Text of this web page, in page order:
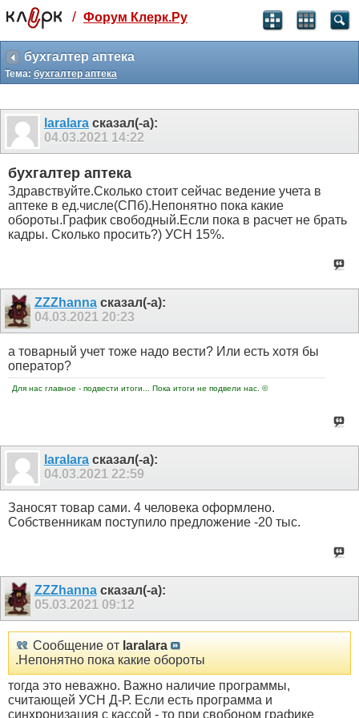
Святые угодники, Клерк без рекламы
прекрасен:)
месяц
3 месяца
259
₽
-10%
499 ₽
-15%
Отмена Оплатить
/ Форум Клерк.Ру
бухгалтер аптека
Тема: бухгалтер аптека
laralara сказал(-а):
04.03.2021 14:22
бухгалтер аптека
Здравствуйте.Сколько стоит сейчас ведение учета в
аптеке в ед.числе(СПб).Непонятно пока какие
обороты.График свободный.Если пока в расчет не брать
кадры. Сколько просить?) УСН 15%.
ZZZhannaсказал(-а):
04.03.2021 20:23
а товарный учет тоже надо вести? Или есть хотя бы
оператор?
Для нас главное - подвести итоги... Пока итоги не подвели нас. ©
laralara сказал(-а):
04.03.2021 22:59
Заносят товар сами. 4 человека оформлено.
Собственникам поступило предложение -20 тыс.
ZZZhannaсказал(-а):
05.03.2021 09:12
Сообщение от laralara
.Непонятно пока какие обороты
тогда это неважно. Важно наличие программы,
считающей УСН Д-Р. Если есть программа и
синхронизация с кассой - то при свобоном графике